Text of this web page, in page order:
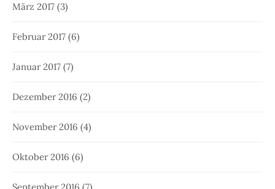
März 2017 (3)
Februar 2017 (6)
Januar 2017 (7)
Dezember 2016 (2)
November 2016 (4)
Oktober 2016 (6)